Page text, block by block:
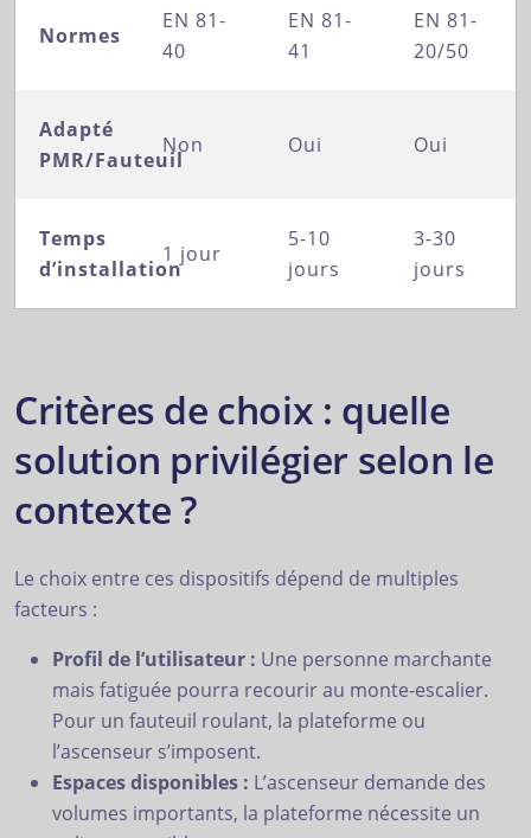
Normes
EN 81-
40
EN 81-
41
EN 81-
20/50
Adapté
PMR/Fauteuil
Non Oui Oui
Temps
d’installation
1 jour
5-10
jours
3-30
jours
Critères de choix : quelle
solution privilégier selon le
contexte ?
Le choix entre ces dispositifs dépend de multiples
facteurs :
Profil de l’utilisateur : Une personne marchante
mais fatiguée pourra recourir au monte-escalier.
Pour un fauteuil roulant, la plateforme ou
l’ascenseur s’imposent.
Espaces disponibles : L’ascenseur demande des
volumes importants, la plateforme nécessite un